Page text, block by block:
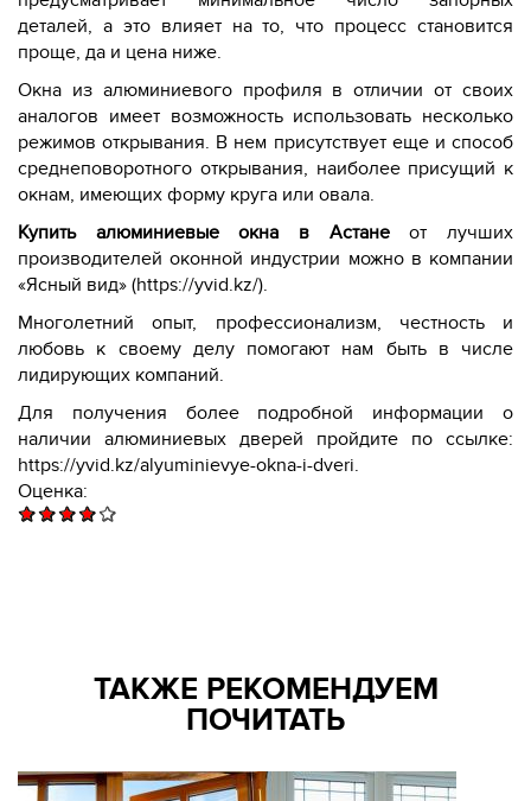
деталей, а это влияет на то, что процесс становится
проще, да и цена ниже.
Окна из алюминиевого профиля в отличии от своих
аналогов имеет возможность использовать несколько
режимов открывания. В нем присутствует еще и способ
среднеповоротного открывания, наиболее присущий к
окнам, имеющих форму круга или овала.
Купить алюминиевые окна в Астанеот лучших
производителей оконной индустрии можно в компании
«Ясный вид» (https://yvid.kz/).
Многолетний опыт, профессионализм, честность и
любовь к своему делу помогают нам быть в числе
лидирующих компаний.
Для получения более подробной информации о
наличии алюминиевых дверей пройдите по ссылке:
https://yvid.kz/alyuminievye-okna-i-dveri.
Оценка:
ТАКЖЕ РЕКОМЕНДУЕМ
ПОЧИТАТЬ